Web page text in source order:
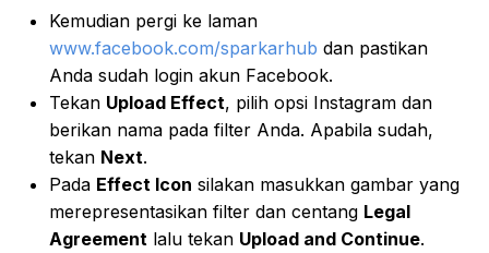
Kemudian pergi ke laman
www.facebook.com/sparkarhub dan pastikan
Anda sudah login akun Facebook.
Tekan Upload Effect, pilih opsi Instagram dan
berikan nama pada filter Anda. Apabila sudah,
tekan Next.
Pada Effect Icon silakan masukkan gambar yang
merepresentasikan filter dan centang Legal
Agreement lalu tekan Upload and Continue.